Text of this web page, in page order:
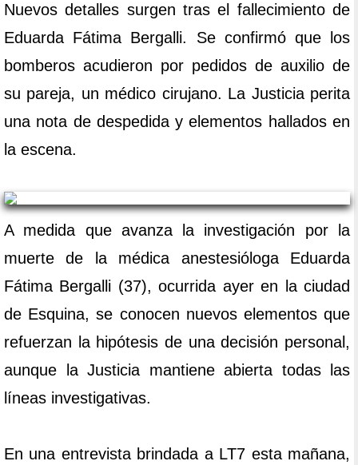
Nuevos detalles surgen tras el fallecimiento de
Eduarda Fátima Bergalli. Se confirmó que los
bomberos acudieron por pedidos de auxilio de
su pareja, un médico cirujano. La Justicia perita
una nota de despedida y elementos hallados en
la escena.
A medida que avanza la investigación por la
muerte de la médica anestesióloga Eduarda
Fátima Bergalli (37), ocurrida ayer en la ciudad
de Esquina, se conocen nuevos elementos que
refuerzan la hipótesis de una decisión personal,
aunque la Justicia mantiene abierta todas las
líneas investigativas.
En una entrevista brindada a LT7 esta mañana,